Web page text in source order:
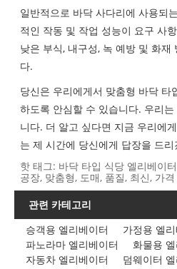
일반적으로 바닥 사다리에 사용되
적인 작동 및 작업 성능이 요구 사
낮은 부식, 내구성, 녹 예방 및 화재
다.
당신은 우리에게서 맞춤형 바닥 타
하도록 안심할 수 있습니다. 우리
니다. 더 알고 싶다면 지금 우리에
는 제 시간에 당신에게 답장을 드리
핫 태그: 바닥 타입 식당 엘리베이
공장, 맞춤형, 도매, 품질, 최신, 가격
관련 카테고리
승객용 엘리베이터
가정용 엘
파노라마 엘리베이터
화물용
자동차 엘리베이터
덤웨이터